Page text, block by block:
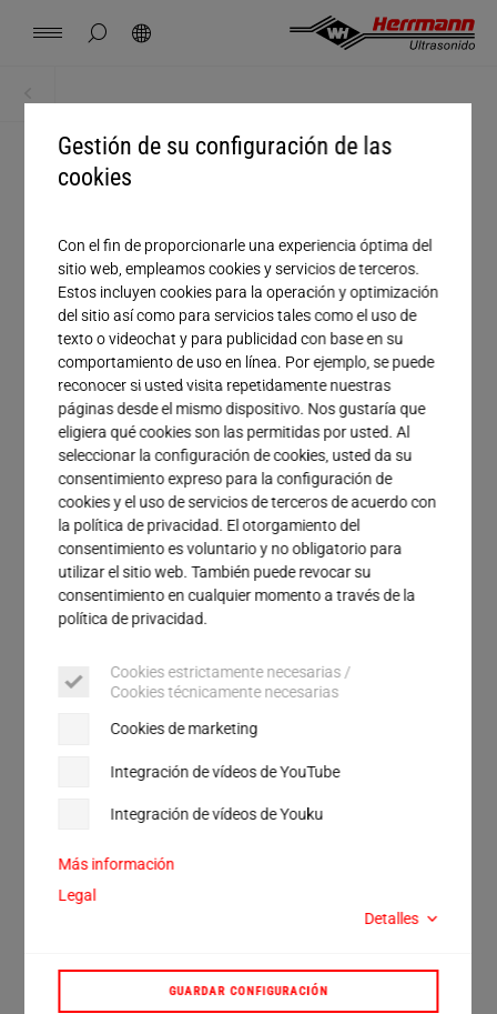
Gestión de su configuración de las
cookies
Con el fin de proporcionarle una experiencia óptima del
sitio web, empleamos cookies y servicios de terceros.
Estos incluyen cookies para la operación y optimización
del sitio así como para servicios tales como el uso de
texto o videochat y para publicidad con base en su
comportamiento de uso en línea. Por ejemplo, se puede
reconocer si usted visita repetidamente nuestras
páginas desde el mismo dispositivo. Nos gustaría que
eligiera qué cookies son las permitidas por usted. Al
seleccionar la configuración de cookies, usted da su
consentimiento expreso para la configuración de
cookies y el uso de servicios de terceros de acuerdo con
la política de privacidad. El otorgamiento del
consentimiento es voluntario y no obligatorio para
utilizar el sitio web. También puede revocar su
consentimiento en cualquier momento a través de la
política de privacidad.
Cookies estrictamente necesarias /
Cookies técnicamente necesarias
Cookies de marketing
Integración de vídeos de YouTube
Integración de vídeos de Youku
Más información
Legal
Detalles
GUARDAR CONFIGURACIÓN
ocultar búsqueda de página
Herrmann Engineering
Soldadura con ultrasonido
Productos
Empresa
Servicio
China 中文 english
Hungary magyar
Japan
Descargas
Empresa
Nombre
Apellido
Correo electrónico*
Teléfono
Calle
Ciudad
País
que he facilitado voluntariamente puedan utilizarse
con el fin de enviarme por correo electrónico
información publicitaria sobre productos y servicios.
De este modo, obtendré acceso al archivo que he
el formulario, recibiré un correo electrónico en el que
enlace de confirmación (Double Opt-In). Tras esto,
recibiré el acceso al archivo de descarga solicitado. El
cualquier momento con efecto para el futuro, por